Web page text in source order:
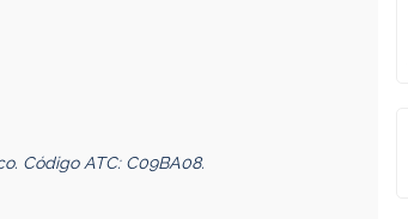
Código ATC: C09BA08.